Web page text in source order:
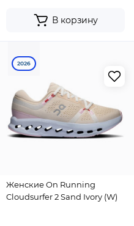
В корзину
2026
Женские On Running
Cloudsurfer 2 Sand Ivory (W)